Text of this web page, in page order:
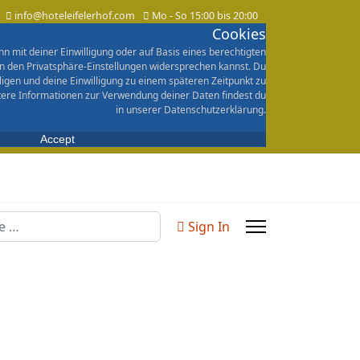
info@hoteleifelerhof.com Mo - So 15:00 bis 20:00
Cookies
mit deiner Einwilligung oder auf Basis eines berechtigten
den Privatsphäre-Einstellungen widersprechen kannst. Du
und deine Einwilligung zu einem späteren Zeitpunkt zu
Informationen zur Verwendung deiner Daten findest du
in unserer Datenschutzerklärung.
Accept
Sign In